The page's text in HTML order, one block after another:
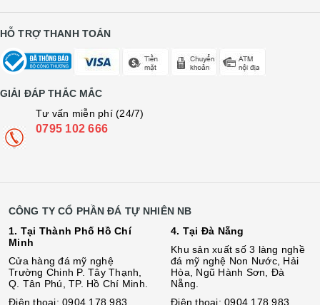
HỖ TRỢ THANH TOÁN
GIẢI ĐÁP THẮC MẮC
Tư vấn miễn phí (24/7)
0795 102 666
CÔNG TY CỔ PHẦN ĐÁ TỰ NHIÊN NB
1. Tại Thành Phố Hồ Chí
Minh
Cửa hàng đá mỹ nghệ
Trường Chinh P. Tây Thạnh,
Q. Tân Phú, TP. Hồ Chí Minh.
Điện thoại: 0904 178 983
4. Tại Đà Nẵng
Khu sản xuất số 3 làng nghề
đá mỹ nghệ Non Nước, Hải
Hòa, Ngũ Hành Sơn, Đà
Nẵng.
Điện thoại: 0904 178 983